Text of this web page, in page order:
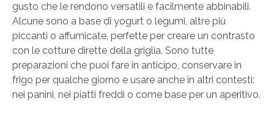
gusto che le rendono versatili e facilmente abbinabili.
Alcune sono a base di yogurt o legumi, altre più
piccanti o affumicate, perfette per creare un contrasto
con le cotture dirette della griglia. Sono tutte
preparazioni che puoi fare in anticipo, conservare in
frigo per qualche giorno e usare anche in altri contesti:
nei panini, nei piatti freddi o come base per un aperitivo.